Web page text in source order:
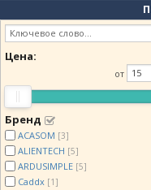
Цена:
от
Бренд
ACASOM [3]
ALIENTECH [5]
ARDUSIMPLE [5]
Caddx [1]